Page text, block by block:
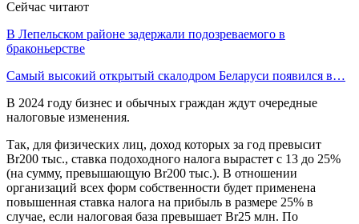
Сейчас читают
В Лепельском районе задержали подозреваемого в
браконьерстве
Самый высокий открытый скалодром Беларуси появился в…
В 2024 году бизнес и обычных граждан ждут очередные
налоговые изменения.
Так, для физических лиц, доход которых за год превысит
Br200 тыс., ставка подоходного налога вырастет с 13 до 25%
(на сумму, превышающую Br200 тыс.). В отношении
организаций всех форм собственности будет применена
повышенная ставка налога на прибыль в размере 25% в
случае, если налоговая база превышает Br25 млн. По